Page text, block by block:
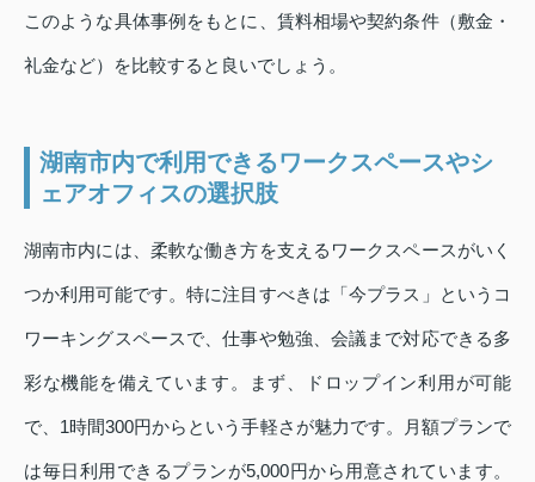
このような具体事例をもとに、賃料相場や契約条件（敷金・
礼金など）を比較すると良いでしょう。
湖南市内で利用できるワークスペースやシ
ェアオフィスの選択肢
湖南市内には、柔軟な働き方を支えるワークスペースがいく
つか利用可能です。特に注目すべきは「今プラス」というコ
ワーキングスペースで、仕事や勉強、会議まで対応できる多
彩な機能を備えています。まず、ドロップイン利用が可能
で、1時間300円からという手軽さが魅力です。月額プランで
は毎日利用できるプランが5,000円から用意されています。